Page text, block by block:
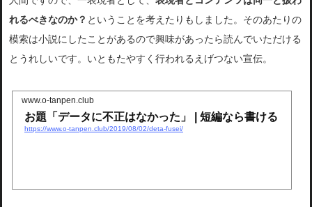
れるべきなのか？ ということを考えたりもしました。そのあたりの
模索は小説にしたことがあるので興味があったら読んでいただける
とうれしいです。いともたやすく行われるえげつない宣伝。
www.o-tanpen.club
お題「データに不正はなかった」 | 短編なら書ける
https://www.o-tanpen.club/2019/08/02/deta-fusei/